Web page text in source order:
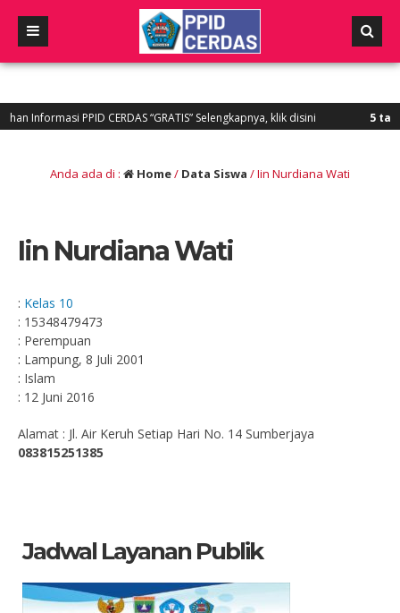
Informasi PPID CERDAS “GRATIS” Selengkapnya, klik disini
5
diwebsite PPID CERDAS SMAN 3 Padang “Layanan Informasi dan
Anda ada di : Home/ Data Siswa /Iin Nurdiana Wati
Iin Nurdiana Wati
: Kelas 10
: 15348479473
: Perempuan
: Lampung, 8 Juli 2001
: Islam
: 12 Juni 2016
Alamat : Jl. Air Keruh Setiap Hari No. 14 Sumberjaya
083815251385
Jadwal Layanan Publik